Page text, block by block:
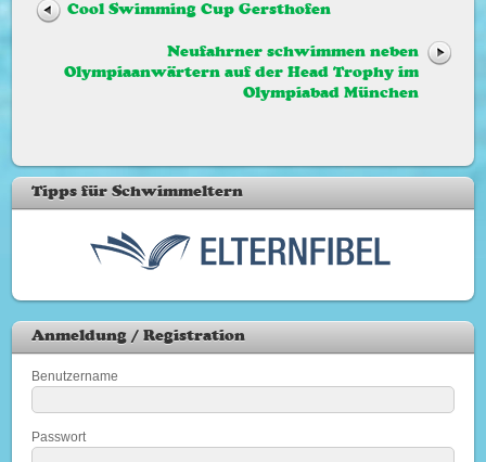
Cool Swimming Cup Gersthofen
Neufahrner schwimmen neben
Olympiaanwärtern auf der Head Trophy im
Olympiabad München
Tipps für Schwimmeltern
Anmeldung / Registration
Benutzername
Passwort